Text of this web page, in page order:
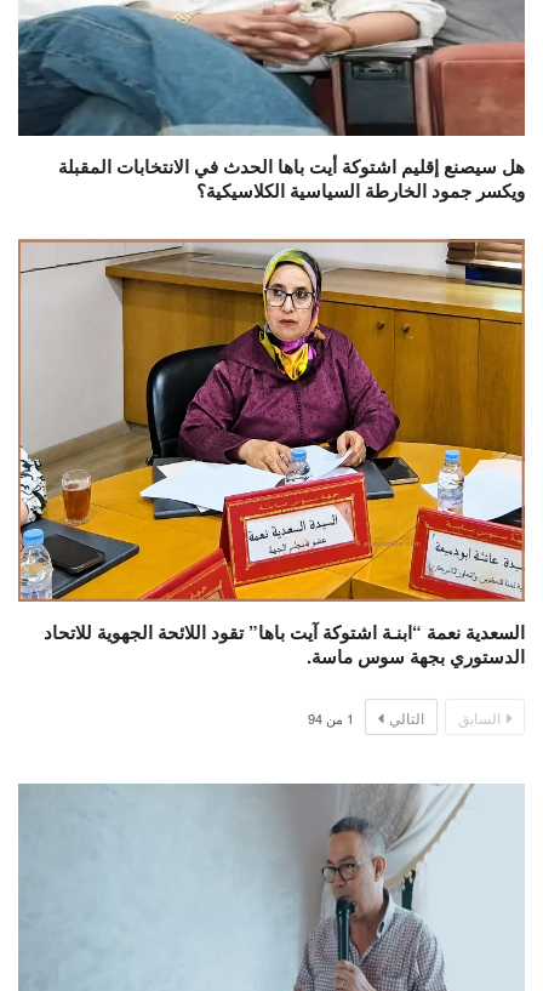
هل سيصنع إقليم اشتوكة أيت باها الحدث في الانتخابات المقبلة
ويكسر جمود الخارطة السياسية الكلاسيكية؟
السعدية نعمة “ابنـة اشتوكة آيت باها” تقود اللائحة الجهوية للاتحاد
الدستوري بجهة سوس ماسة.
السابق التالي 1 من 94